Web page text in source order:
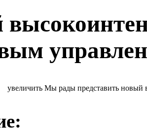
увеличить Мы рады представить новый